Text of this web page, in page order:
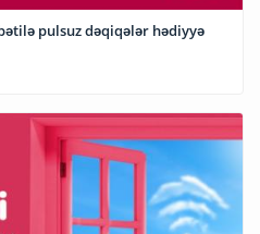
pulsuz dəqiqələr hədiyyə